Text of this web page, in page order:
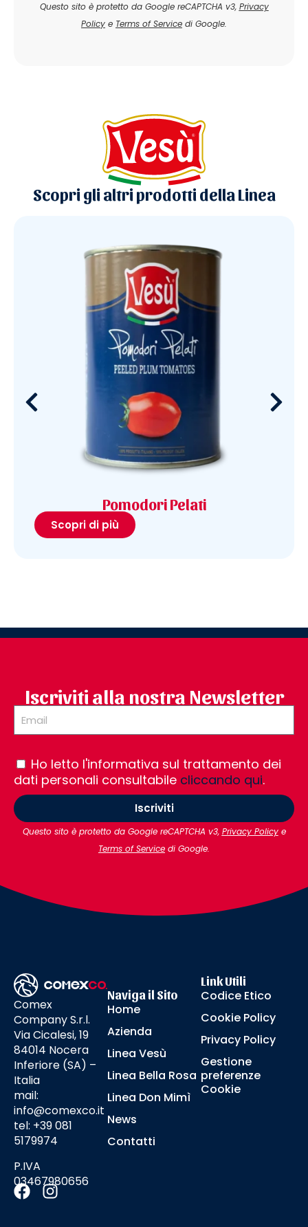
Questo sito è protetto da Google reCAPTCHA v3, Privacy
Policy e Terms of Service di Google.
Scopri gli altri prodotti della Linea
Pomodori Pelati
Scopri di più
Iscriviti alla nostra Newsletter
Ho letto l'informativa sul trattamento dei
dati personali consultabile cliccando qui.
Iscriviti
Questo sito è protetto da Google reCAPTCHA v3, Privacy Policye
Terms of Service di Google.
Comex
Company S.r.l.
Via Cicalesi, 19
84014 Nocera
Inferiore (SA) –
Italia
mail:
info@comexco.it
tel: +39 081
5179974
P.IVA
03467980656
Naviga il Sito
Home
Azienda
Linea Vesù
Linea Bella Rosa
Linea Don Mimì
News
Contatti
Link Utili
Codice Etico
Cookie Policy
Privacy Policy
Gestione
preferenze
Cookie